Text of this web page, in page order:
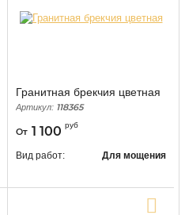
Гранитная брекчия цветная
Артикул: 118365
От 1 100 руб
Вид работ: Для мощения